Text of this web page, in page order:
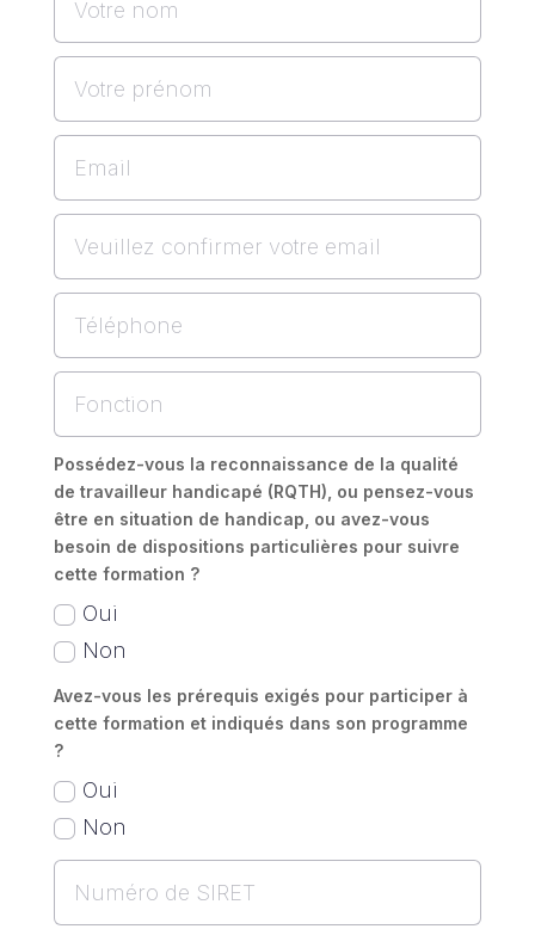
Possédez-vous la reconnaissance de la qualité
de travailleur handicapé (RQTH), ou pensez-vous
être en situation de handicap, ou avez-vous
besoin de dispositions particulières pour suivre
cette formation ?
Oui
Non
Avez-vous les prérequis exigés pour participer à
cette formation et indiqués dans son programme
?
Oui
Non